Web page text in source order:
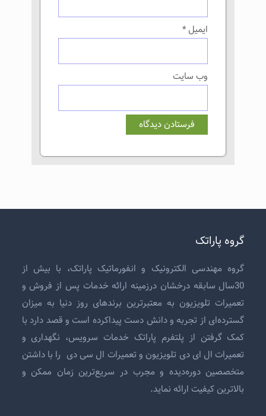
ایمیل *
وب‌ سایت
گروه پاراتک
گروه مهندسی الکترونیک و انفورماتیک پاراتک، با بیش از
30سال سابقه درخشان درزمینه ارائه خدمات پس از فروش و
تعمیرات تلویزیون به معتبرترین برندهای روز دنیا به میزان
گسترده‌ای از تجربه و دانش دست پیداکرده است و قصد دارد با
کمک گرفتن از پلتفرم پاراتک خدمات سرویس، نگهداری و
تعمیرات ال ای دی تلویزیون وتعمیرات ال سی دی را با داشتن
متخصصین دوره‌دیده و مجرب در سریع‌ترین زمان ممکن و
بالاترین کیفیت ارائه نماید.